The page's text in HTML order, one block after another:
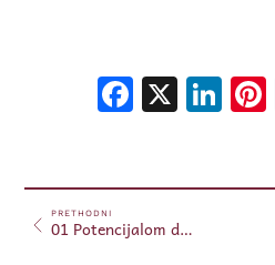
X
PRETHODNI
01 Potencijalom do prosvetljenja – 01.08.2024.